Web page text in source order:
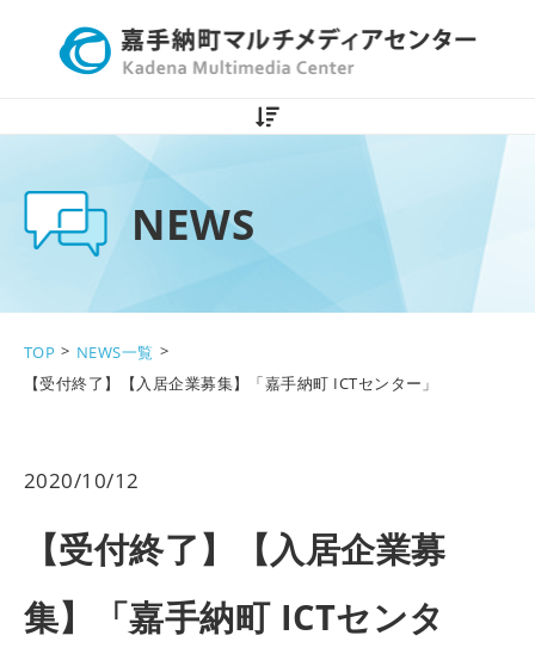
NEWS一覧
設備紹介
予約状況
NEWS
TOP > NEWS一覧 >
【受付終了】【入居企業募集】「嘉手納町 ICTセンター」
2020/10/12
【受付終了】【入居企業募
集】「嘉手納町 ICTセンタ